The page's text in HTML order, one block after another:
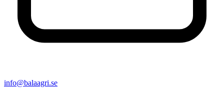
info@balaagri.se